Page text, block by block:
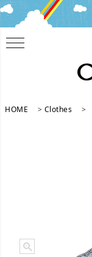
HOME Clothes